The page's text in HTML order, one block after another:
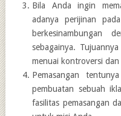
Bila Anda ingin
adanya perijinan
berkesinambungan
sebagainya.
menuai kontroversi
Pemasangan
pembuatan sebuah
fasilitas pemasangan